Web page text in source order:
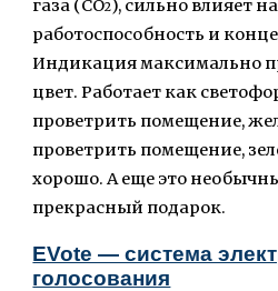
газа (CO2), сильно влияет
работоспособность и
Индикация максимально
цвет. Работает как
проветрить помещение,
проветрить помещение,
хорошо. А еще это
прекрасный подарок.
EVote — система
голосования